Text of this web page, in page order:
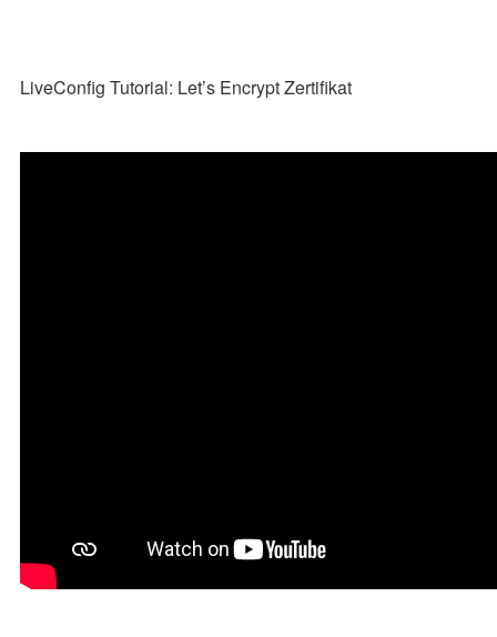
LiveConfig Tutorial: Let’s Encrypt Zertifikat